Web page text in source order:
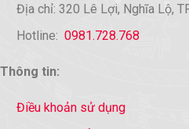
Địa chỉ: 320 Lê Lợi, Nghĩa Lộ,
Hotline: 0981.728.768
Thông tin:
Điều khoản sử dụng